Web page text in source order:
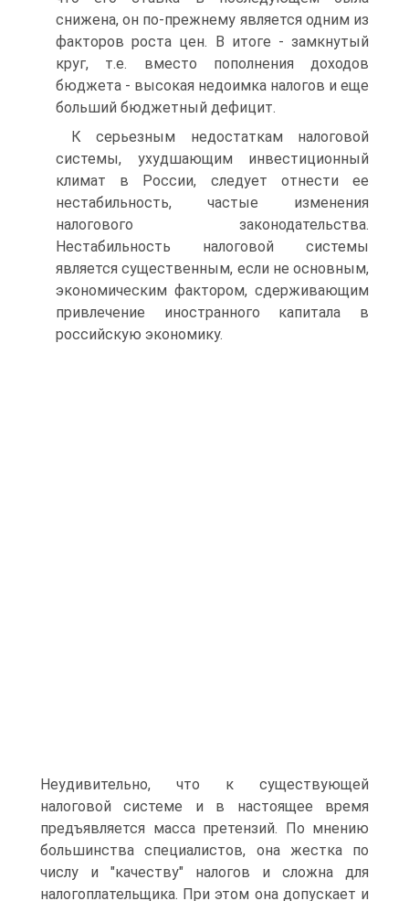
снижена, он по-прежнему является одним из
факторов роста цен. В итоге - замкнутый
круг, т.е. вместо пополнения доходов
бюджета - высокая недоимка налогов и еще
больший бюджетный дефицит.
К серьезным недостаткам налоговой
системы, ухудшающим инвестиционный
климат в России, следует отнести ее
нестабильность, частые изменения
налогового законодательства.
Нестабильность налоговой системы
является существенным, если не основным,
экономическим фактором, сдерживающим
привлечение иностранного капитала в
российскую экономику.
Неудивительно, что к существующей
налоговой системе и в настоящее время
предъявляется масса претензий. По мнению
большинства специалистов, она жестка по
числу и "качеству" налогов и сложна для
налогоплательщика. При этом она допускает и